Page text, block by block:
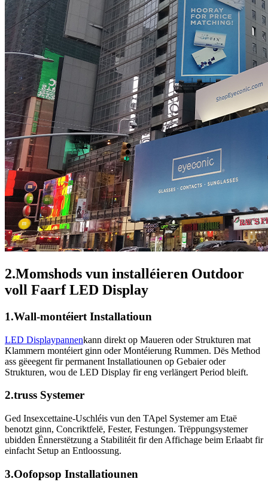
2.Momshods vun installéieren Outdoor
voll Faarf LED Display
1.Wall-montéiert Installatioun
LED Displaypannenkann direkt op Maueren oder Strukturen mat
Klammern montéiert ginn oder Montéierung Rummen. Dës Method
ass gëeegent fir permanent Installatiounen op Gebaier oder
Strukturen, wou de LED Display fir eng verlängert Period bleift.
2.truss Systemer
Ged Insexcettaine-Uschléis vun den TApel Systemer am Etaë
benotzt ginn, Concriktfelë, Fester, Festungen. Trëppungsystemer
ubidden Ënnerstëtzung a Stabilitéit fir den Affichage beim Erlaabt fir
einfacht Setup an Entloossung.
3.Oofopsop Installatiounen